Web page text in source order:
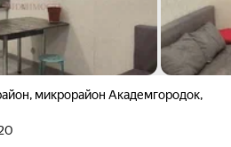
, микрорайон Академгородок,